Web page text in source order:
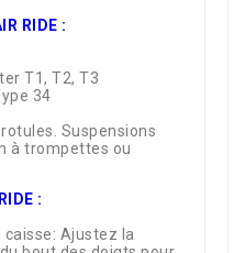
RIDE :
T1, T2, T3
34
Suspensions
à trompettes ou
:
caisse: Ajustez la